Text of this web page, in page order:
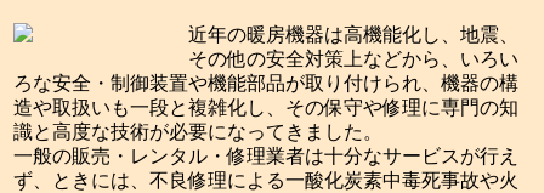
近年の暖房機器は高機能化し、地震、
その他の安全対策上などから、いろい
ろな安全・制御装置や機能部品が取り付けられ、機器の構
造や取扱いも一段と複雑化し、その保守や修理に専門の知
識と高度な技術が必要になってきました。
一般の販売・レンタル・修理業者は十分なサービスが行え
ず、ときには、不良修理による一酸化炭素中毒死事故や火